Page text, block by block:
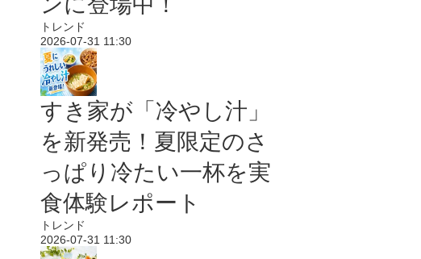
トレンド
2026-07-31 11:30
すき家が「冷やし汁」
を新発売！夏限定のさ
っぱり冷たい一杯を実
食体験レポート
トレンド
2026-07-31 11:30